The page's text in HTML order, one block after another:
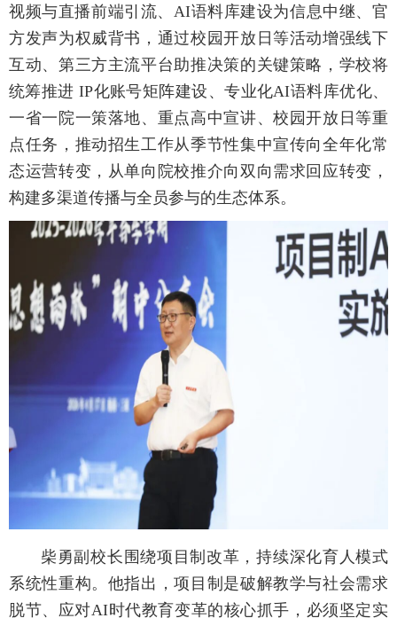
视频与直播前端引流、AI语料库建设为信息中继、官
方发声为权威背书，通过校园开放日等活动增强线下
互动、第三方主流平台助推决策的关键策略，学校将
统筹推进 IP化账号矩阵建设、专业化AI语料库优化、
一省一院一策落地、重点高中宣讲、校园开放日等重
点任务，推动招生工作从季节性集中宣传向全年化常
态运营转变，从单向院校推介向双向需求回应转变，
构建多渠道传播与全员参与的生态体系。
柴勇副校长围绕项目制改革，持续深化育人模式
系统性重构。他指出，项目制是破解教学与社会需求
脱节、应对AI时代教育变革的核心抓手，必须坚定实